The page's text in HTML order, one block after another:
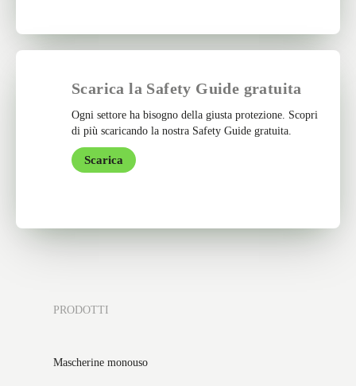
Scarica la Safety Guide gratuita
Ogni settore ha bisogno della giusta protezione. Scopri
di più scaricando la nostra Safety Guide gratuita.
Scarica
PRODOTTI
Mascherine monouso